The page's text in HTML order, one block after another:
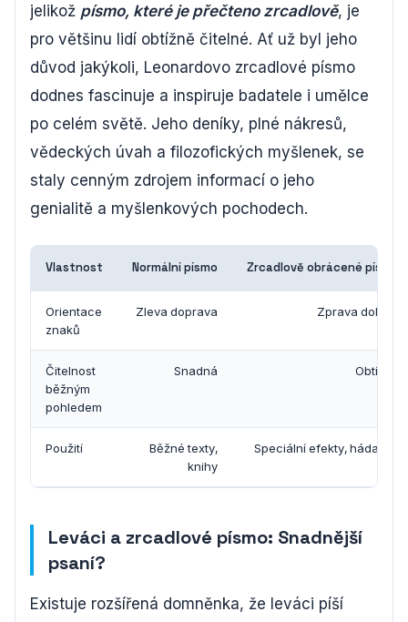
jelikož písmo, které je přečteno zrcadlově, je
pro většinu lidí obtížně čitelné. Ať už byl jeho
důvod jakýkoli, Leonardovo zrcadlové písmo
dodnes fascinuje a inspiruje badatele i umělce
po celém světě. Jeho deníky, plné nákresů,
vědeckých úvah a filozofických myšlenek, se
staly cenným zdrojem informací o jeho
genialitě a myšlenkových pochodech.
Vlastnost Normální písmo Zrcadlově obrácené písmo
Orientace
znaků
Zleva doprava Zprava doleva
Čitelnost
běžným
pohledem
Snadná Obtížná
Použití
Běžné texty,
knihy
Speciální efekty, hádanky
Leváci a zrcadlové písmo: Snadnější
psaní?
Existuje rozšířená domněnka, že leváci píší